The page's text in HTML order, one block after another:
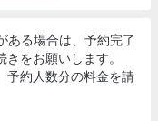
ある場合は、予約完了
をお願いします。
予約人数分の料金を請